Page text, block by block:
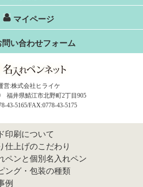
マイページ
問い合わせフォーム
営:株式会社ヒライケ
福井県鯖江市北野町2丁目905
43-5165/FAX:0778-43-5175
印刷について
仕上げのこだわり
ペンと個別名入れペン
ング・包装の種類
例